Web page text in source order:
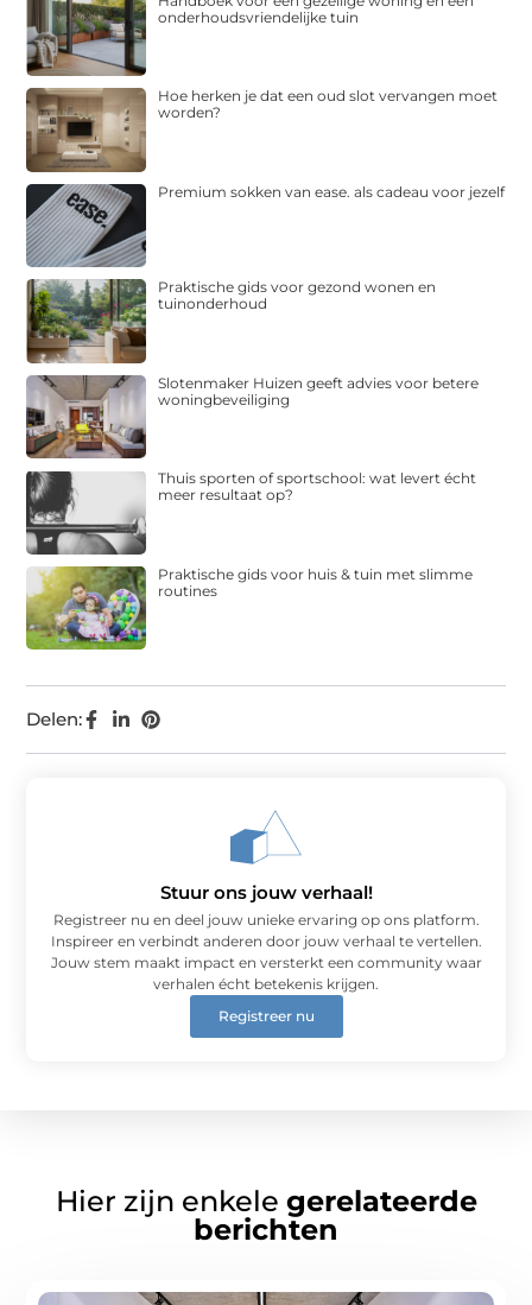
Delen:
onderhoudsvriendelijke tuin
Hoe herken je dat een oud slot vervangen moet
worden?
Premium sokken van ease. als cadeau voor jezelf
Praktische gids voor gezond wonen en
tuinonderhoud
Slotenmaker Huizen geeft advies voor betere
woningbeveiliging
Thuis sporten of sportschool: wat levert écht
meer resultaat op?
Praktische gids voor huis & tuin met slimme
routines
Stuur ons jouw verhaal!
Registreer nu en deel jouw unieke ervaring op ons platform.
Inspireer en verbindt anderen door jouw verhaal te vertellen.
Jouw stem maakt impact en versterkt een community waar
verhalen écht betekenis krijgen.
Registreer nu
Hier zijn enkele gerelateerde
berichten